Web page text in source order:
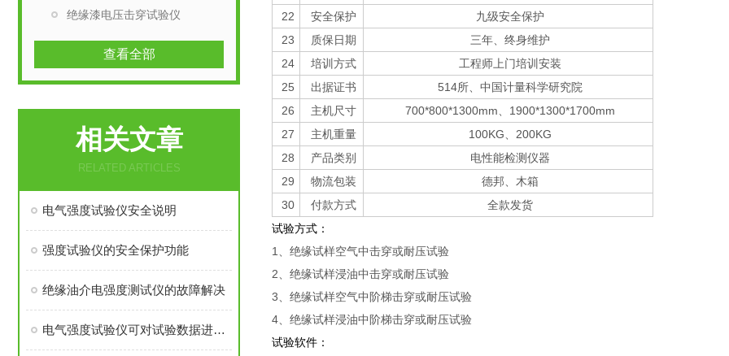
绝缘漆电压击穿试验仪
查看全部
相关文章
RELATED ARTICLES
电气强度试验仪安全说明
强度试验仪的安全保护功能
绝缘油介电强度测试仪的故障解决
电气强度试验仪可对试验数据进行编辑修改，灵活适用
22
安全保护
九级安全保护
23
质保日期
三年、终身维护
24
培训方式
工程师上门培训安装
25
出据证书
514所、中国计量科学研究院
26
主机尺寸
700*800*1300mm、1900*1300*1700mm
27
主机重量
100KG、200KG
28
产品类别
电性能检测仪器
29
物流包装
德邦、木箱
30
付款方式
全款发货
试验方式：
1、绝缘试样空气中击穿或耐压试验
2、绝缘试样浸油中击穿或耐压试验
3、绝缘试样空气中阶梯击穿或耐压试验
4、绝缘试样浸油中阶梯击穿或耐压试验
试验软件：